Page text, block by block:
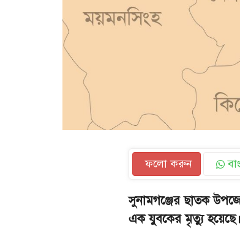
ফলো করুন
সুনামগঞ্জের ছাতক
এক যুবকের মৃত্যু হয়েছে।